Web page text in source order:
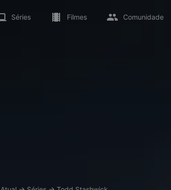
Séries Filmes Comunidade